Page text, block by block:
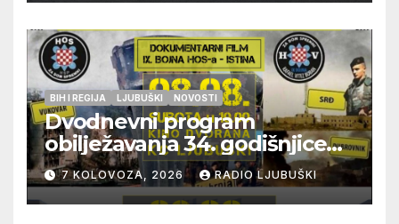
BIH I REGIJA LJUBUŠKI NOVOSTI
Dvodnevni program
obilježavanja 34. godišnjice
pogibije generala Blaža
Kraljevića i osmorice
pripadnika HOS-a
7 KOLOVOZA, 2026 RADIO LJUBUŠKI